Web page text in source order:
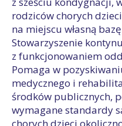
rodziców chorych
na miejscu własną
Stowarzyszenie
z funkcjonowaniem
Pomaga w
medycznego i
środków publicznych,
wymagane standardy